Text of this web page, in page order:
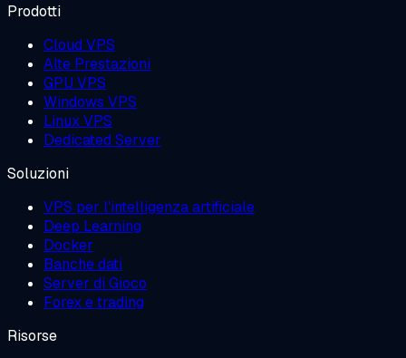
Prodotti
Cloud VPS
Alte Prestazioni
GPU VPS
Windows VPS
Linux VPS
Dedicated Server
Soluzioni
VPS per l'intelligenza artificiale
Deep Learning
Docker
Banche dati
Server di Gioco
Forex e trading
Risorse